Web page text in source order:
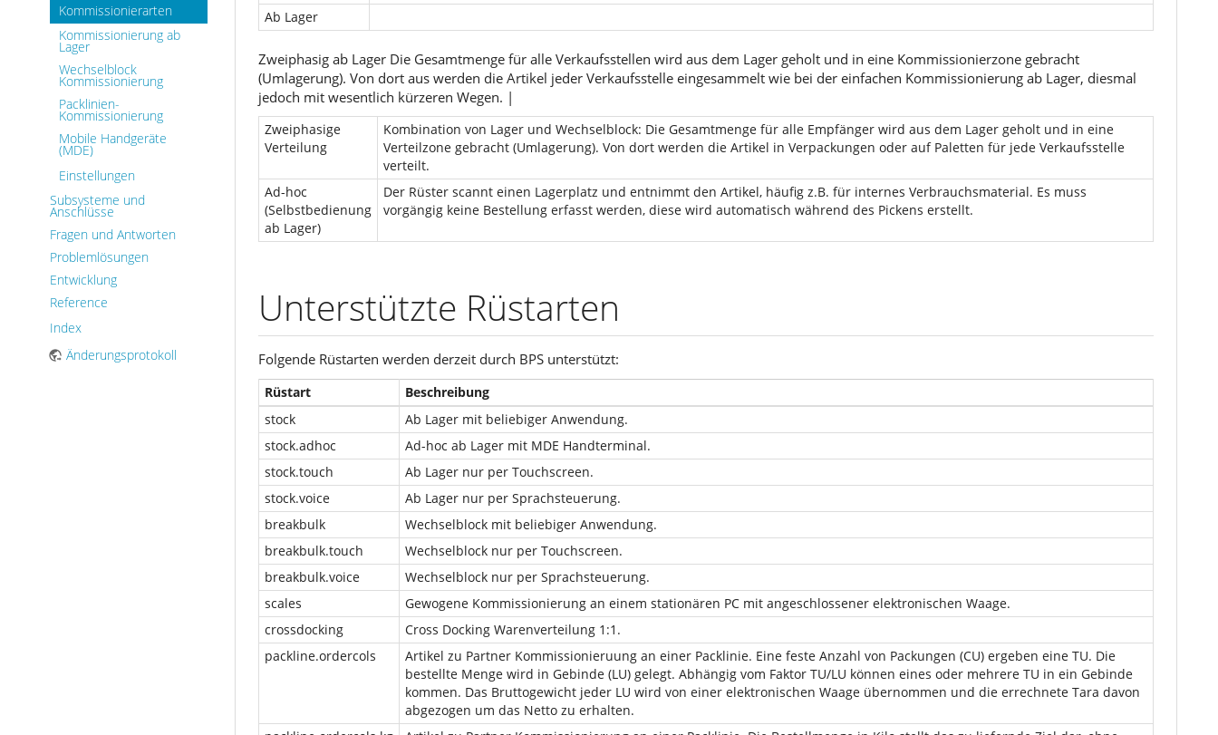
Kommissionierarten
Kommissionierung ab
Lager
Wechselblock
Kommissionierung
Packlinien-
Kommissionierung
Mobile Handgeräte
(MDE)
Einstellungen
Subsysteme und
Anschlüsse
Fragen und Antworten
Problemlösungen
Entwicklung
Reference
Index
Änderungsprotokoll
Ab Lager
Zweiphasig ab Lager Die Gesamtmenge für alle Verkaufsstellen wird aus dem Lager geholt und in eine Kommissionierzone gebracht
(Umlagerung). Von dort aus werden die Artikel jeder Verkaufsstelle eingesammelt wie bei der einfachen Kommissionierung ab Lager, diesmal
jedoch mit wesentlich kürzeren Wegen. |
Zweiphasige
Verteilung
Kombination von Lager und Wechselblock: Die Gesamtmenge für alle Empfänger wird aus dem Lager geholt und in eine
Verteilzone gebracht (Umlagerung). Von dort werden die Artikel in Verpackungen oder auf Paletten für jede Verkaufsstelle
verteilt.
Ad-hoc
(Selbstbedienung
ab Lager)
Der Rüster scannt einen Lagerplatz und entnimmt den Artikel, häufig z.B. für internes Verbrauchsmaterial. Es muss
vorgängig keine Bestellung erfasst werden, diese wird automatisch während des Pickens erstellt.
Unterstützte Rüstarten
Folgende Rüstarten werden derzeit durch BPS unterstützt:
Rüstart
Beschreibung
stock
Ab Lager mit beliebiger Anwendung.
stock.adhoc
Ad-hoc ab Lager mit MDE Handterminal.
stock.touch
Ab Lager nur per Touchscreen.
stock.voice
Ab Lager nur per Sprachsteuerung.
breakbulk
Wechselblock mit beliebiger Anwendung.
breakbulk.touch
Wechselblock nur per Touchscreen.
breakbulk.voice
Wechselblock nur per Sprachsteuerung.
scales
Gewogene Kommissionierung an einem stationären PC mit angeschlossener elektronischen Waage.
crossdocking
Cross Docking Warenverteilung 1:1.
packline.ordercols
Artikel zu Partner Kommissionieruung an einer Packlinie. Eine feste Anzahl von Packungen (CU) ergeben eine TU. Die
bestellte Menge wird in Gebinde (LU) gelegt. Abhängig vom Faktor TU/LU können eines oder mehrere TU in ein Gebinde
kommen. Das Bruttogewicht jeder LU wird von einer elektronischen Waage übernommen und die errechnete Tara davon
abgezogen um das Netto zu erhalten.